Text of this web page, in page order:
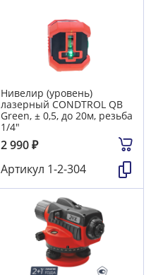
Нивелир (уровень)
лазерный CONDTROL QB
Green, ± 0,5, до 20м, резьба
1/4"
2 990₽
Артикул 1-2-304